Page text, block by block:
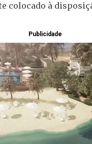
colocado à
Publicidade